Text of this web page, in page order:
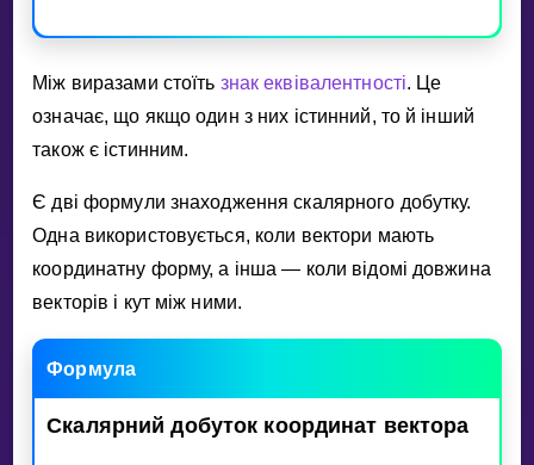
Мiж виразами стоїть знак еквiвалентностi. Це
означає, що якщо один з них iстинний, то й iнший
також є iстинним.
Є двi формули знаходження скалярного добутку.
Одна використовується, коли вектори мають
координатну форму, а iнша — коли вiдомi довжина
векторiв i кут мiж ними.
Формула
Скалярний добуток координат вектора